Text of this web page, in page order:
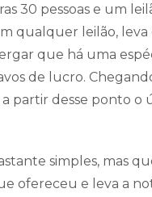
30 pessoas e um
qualquer leilão,
que há uma
de lucro.
partir desse ponto o
simples, mas
ofereceu e leva a